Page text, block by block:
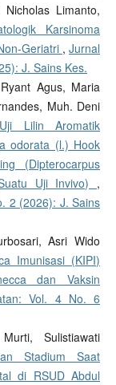
Limanto,
Karsinoma
Geriatri ,Jurnal
J. Sains Kes.
Agus, Maria
Muh. Deni
Uji Lilin Aromatik
odorata (l.) Hook
(Dipterocarpus
Uji Invivo) ,
2 (2026): J. Sains
Asri Wido
Imunisasi (KIPI)
dan Vaksin
Vol. 4 No. 6
Sulistiawati
Stadium Saat
di RSUD Abdul